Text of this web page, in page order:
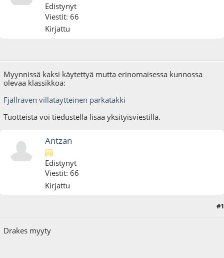
Edistynyt
Viestit: 66
Kirjattu
Myynnissä kaksi käytettyä mutta erinomaisessa kunnossa
olevaa klassikkoa:
Fjällräven villatäytteinen parkatakki
Tuotteista voi tiedustella lisää yksityisviestillä.
Antzan
Edistynyt
Viestit: 66
Kirjattu
#1
Drakes myyty